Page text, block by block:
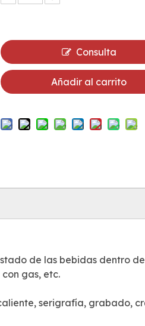
Consulta
Añadir al carrito
de las bebidas dentro
gas, etc.
serigrafía, grabado,